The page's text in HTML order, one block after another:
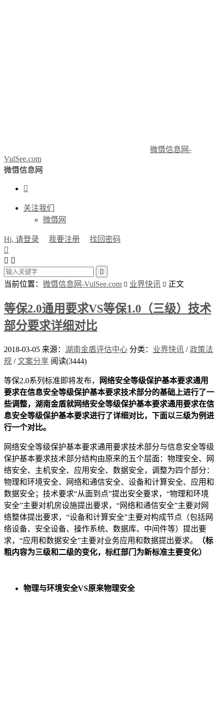
微慑信息网-
VulSee.com
微慑信息网

关注我们
微慑网
Hi, 请登录 我要注册
找回密码

 

当前位置： 微慑信息网-VulSee.com  业界快讯  正文
等保2.0通用要求VS等保1.0（三级）技术
部分要求详细对比
2018-03-05 来源： 湖南金盾评估中心 分类： 业界快讯 /政策法
规 /文案分享 阅读(3444)
等保2.0系列标准即将发布，
网络安全等级保护基本要求通用
要求在信息安全等级保护基本要求技术部分的基础上进行了一
些调整，湖南金盾就网络安全等级保护基本要求通用要求在信
息安全等级保护基本要求进行了详细对比，下面以三级为例进
行一个对比。
网络安全等级保护基本要求通用要求技术部分与信息安全等级
保护基本要求技术部分结构由原来的五个层面：物理安全、网
络安全、主机安全、应用安全、数据安全，调整为四个部分：
物理和环境安全、网络和通信安全、设备和计算安全、应用和
数据安全；技术要求“从面到点”提出安全要求，“物理和环境
安全”主要对机房设施提出要求，“网络和通信安全”主要对网
络整体提出要求，“设备和计算安全”主要对构成节点（包括网
络设备、安全设备、操作系统、数据库、中间件等）提出要
求，“应用和数据安全”主要对业务应用和数据提出要求。
（标
粗内容为三级和二级的变化，标红部门为新标准主要变化）
物理与环境安全VS原来物理安全